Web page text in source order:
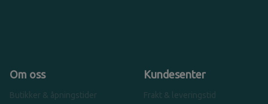
Om oss
Butikker & åpningstider
Kundesenter
Frakt & leveringstid